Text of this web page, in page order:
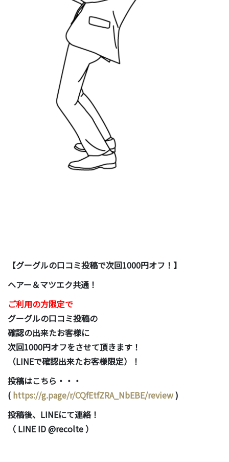
【グーグルの口コミ投稿で次回1000円オフ！】
ヘアー＆マツエク共通！
ご利用の方限定で
グーグルの口コミ投稿の
確認の出来たお客様に
次回1000円オフをさせて頂きます！
（LINEで確認出来たお客様限定）！
投稿はこちら・・・
( https://g.page/r/CQfEtfZRA_NbEBE/review)
投稿後、LINEにて連絡！
（ LINE ID @recolte ）